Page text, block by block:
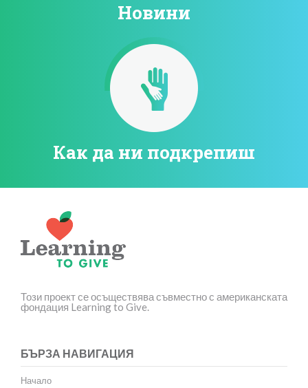
Новини
Как да ни подкрепиш
Този проект се осъществява съвместно с американската
фондация Learning to Give.
БЪРЗА НАВИГАЦИЯ
Начало